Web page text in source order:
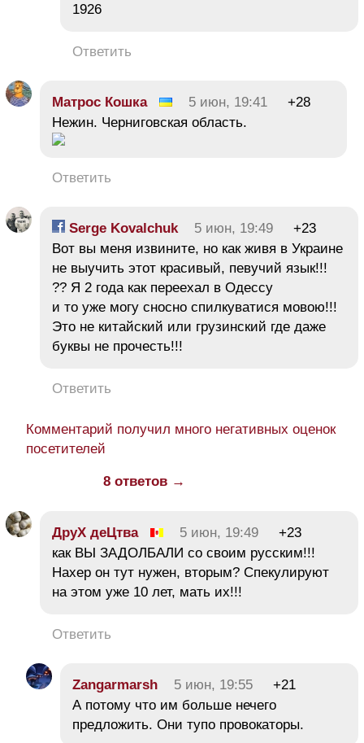
1926
Ответить
Матрос Кошка 5 июн, 19:41
+28
Нежин. Черниговская область.
Ответить
Serge Kovalchuk 5 июн, 19:49
+23
Вот вы меня извините, но как живя в Украине
не выучить этот красивый, певучий язык!!!
?? Я 2 года как переехал в Одессу
и то уже могу сносно спилкуватися мовою!!!
Это не китайский или грузинский где даже
буквы не прочесть!!!
Ответить
Комментарий получил много негативных оценок
посетителей
8 ответов →
ДруХ деЦтва 5 июн, 19:49
+23
как ВЫ ЗАДОЛБАЛИ со своим русским!!!
Нахер он тут нужен, вторым? Спекулируют
на этом уже 10 лет, мать их!!!
Ответить
Zangarmarsh 5 июн, 19:55
+21
А потому что им больше нечего
предложить. Они тупо провокаторы.